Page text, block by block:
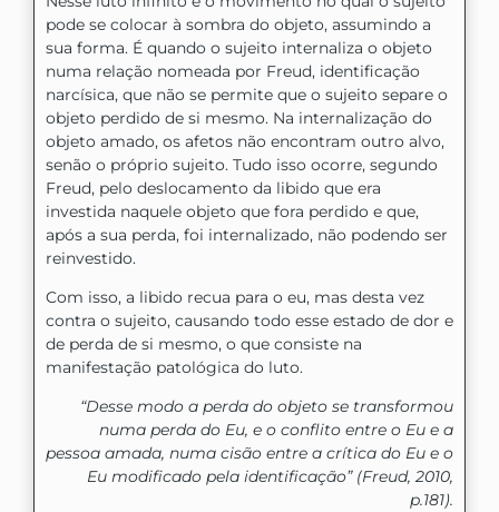
pode se colocar à sombra do objeto, assumindo a
sua forma. É quando o sujeito internaliza o objeto
numa relação nomeada por Freud, identificação
narcísica, que não se permite que o sujeito separe o
objeto perdido de si mesmo. Na internalização do
objeto amado, os afetos não encontram outro alvo,
senão o próprio sujeito. Tudo isso ocorre, segundo
Freud, pelo deslocamento da libido que era
investida naquele objeto que fora perdido e que,
após a sua perda, foi internalizado, não podendo ser
reinvestido.
Com isso, a libido recua para o eu, mas desta vez
contra o sujeito, causando todo esse estado de dor e
de perda de si mesmo, o que consiste na
manifestação patológica do luto.
“Desse modo a perda do objeto se transformou
numa perda do Eu, e o conflito entre o Eu e a
pessoa amada, numa cisão entre a crítica do Eu e o
Eu modificado pela identificação” (Freud, 2010,
p.181).